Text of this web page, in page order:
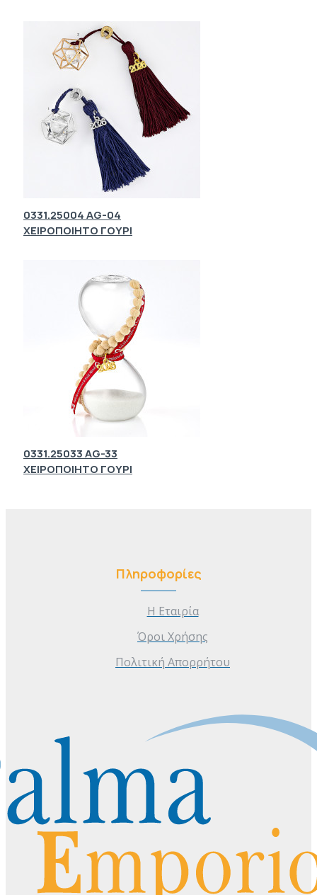
0331.25004 AG-04
ΧΕΙΡΟΠΟΙΗΤΟ ΓΟΥΡΙ
0331.25033 AG-33
ΧΕΙΡΟΠΟΙΗΤΟ ΓΟΥΡΙ
Πληροφορίες
Η Εταιρία
Όροι Χρήσης
Πολιτική Απορρήτου